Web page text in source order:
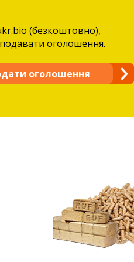
(безкоштовно),
оголошення.
оголошення